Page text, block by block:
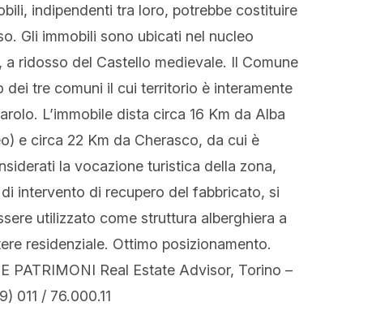
indipendenti tra loro, potrebbe costituire
Gli immobili sono ubicati nel nucleo
ridosso del Castello medievale. Il Comune
dei tre comuni il cui territorio è interamente
L’immobile dista circa 16 Km da Alba
e circa 22 Km da Cherasco, da cui è
la vocazione turistica della zona,
intervento di recupero del fabbricato, si
utilizzato come struttura alberghiera a
residenziale. Ottimo posizionamento.
PATRIMONI Real Estate Advisor, Torino –
011 / 76.000.11